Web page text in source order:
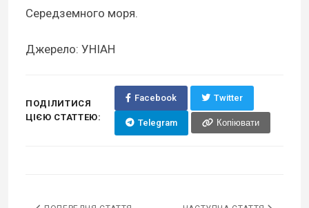
Середземного моря.
Джерело: УНІАН
ПОДІЛИТИСЯ
ЦІЄЮ СТАТТЕЮ:
Facebook Twitter
Telegram Копіювати